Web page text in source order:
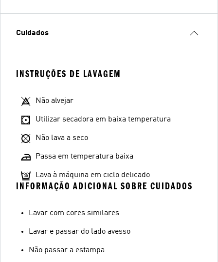
Cuidados
INSTRUÇÕES DE LAVAGEM
Não alvejar
Utilizar secadora em baixa temperatura
Não lava a seco
Passa em temperatura baixa
Lava à máquina em ciclo delicado
INFORMAÇÃO ADICIONAL SOBRE CUIDADOS
Lavar com cores similares
Lavar e passar do lado avesso
Não passar a estampa